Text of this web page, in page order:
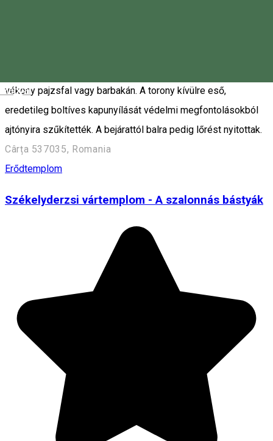
Magyar
vékony pajzsfal vagy barbakán. A torony kívülre eső,
eredetileg boltíves kapunyílását védelmi megfontolásokból
ajtónyira szűkítették. A bejárattól balra pedig lőrést nyitottak.
Cârța 537035, Romania
Erődtemplom
Székelyderzsi vártemplom - A szalonnás bástyák